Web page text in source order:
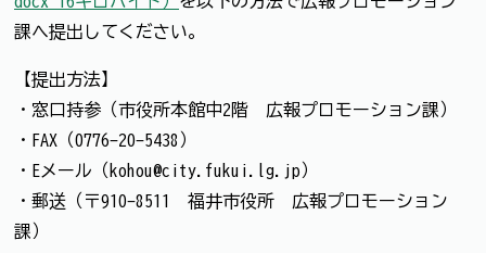
課へ提出してください。
【提出方法】
・窓口持参（市役所本館中2階 広報プロモーション課）
・FAX（0776-20-5438）
・Eメール（kohou@city.fukui.lg.jp）
・郵送（〒910-8511 福井市役所 広報プロモーション
課）